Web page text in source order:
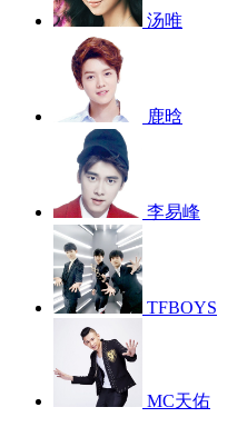
汤唯
鹿晗
李易峰
TFBOYS
MC天佑